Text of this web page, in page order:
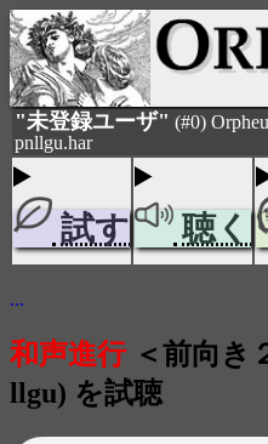
"未登録ユーザ" (#0)
pnllgu.har
試す 聴く
...
和声進行＜前向き
llgu) を試聴